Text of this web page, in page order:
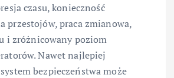
czasu, konieczność
przestojów, praca zmianowa,
i zróżnicowany poziom
Nawet najlepiej
bezpieczeństwa może